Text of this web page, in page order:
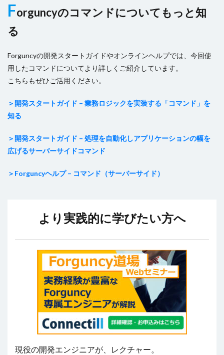
Forguncyのコマンドについてもっと知
る
Forguncyの開発スタートガイドやオンラインヘルプでは、今回使
用したコマンドについてより詳しくご紹介しています。
こちらもぜひご活用ください。
＞開発スタートガイド – 業務ロジックを実装する「コマンド」を
知る
＞開発スタートガイド – 処理を自動化しアプリケーションの幅を
広げるサーバーサイドコマンド
＞Forguncyヘルプ – コマンド（サーバーサイド）
より実践的に学びたい方へ
現役の開発エンジニアが、レクチャー。